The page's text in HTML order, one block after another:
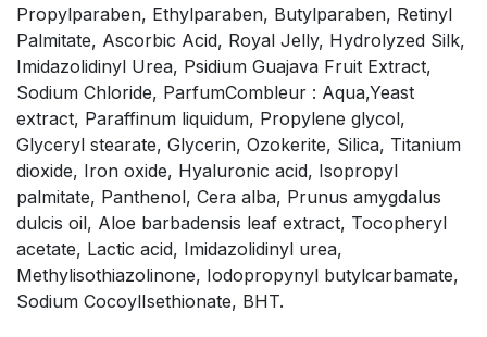
Propylparaben, Ethylparaben, Butylparaben, Retinyl
Palmitate, Ascorbic Acid, Royal Jelly, Hydrolyzed Silk,
Imidazolidinyl Urea, Psidium Guajava Fruit Extract,
Sodium Chloride, ParfumCombleur : Aqua,Yeast
extract, Paraffinum liquidum, Propylene glycol,
Glyceryl stearate, Glycerin, Ozokerite, Silica, Titanium
dioxide, Iron oxide, Hyaluronic acid, Isopropyl
palmitate, Panthenol, Cera alba, Prunus amygdalus
dulcis oil, Aloe barbadensis leaf extract, Tocopheryl
acetate, Lactic acid, Imidazolidinyl urea,
Methylisothiazolinone, Iodopropynyl butylcarbamate,
Sodium CocoylIsethionate, BHT.